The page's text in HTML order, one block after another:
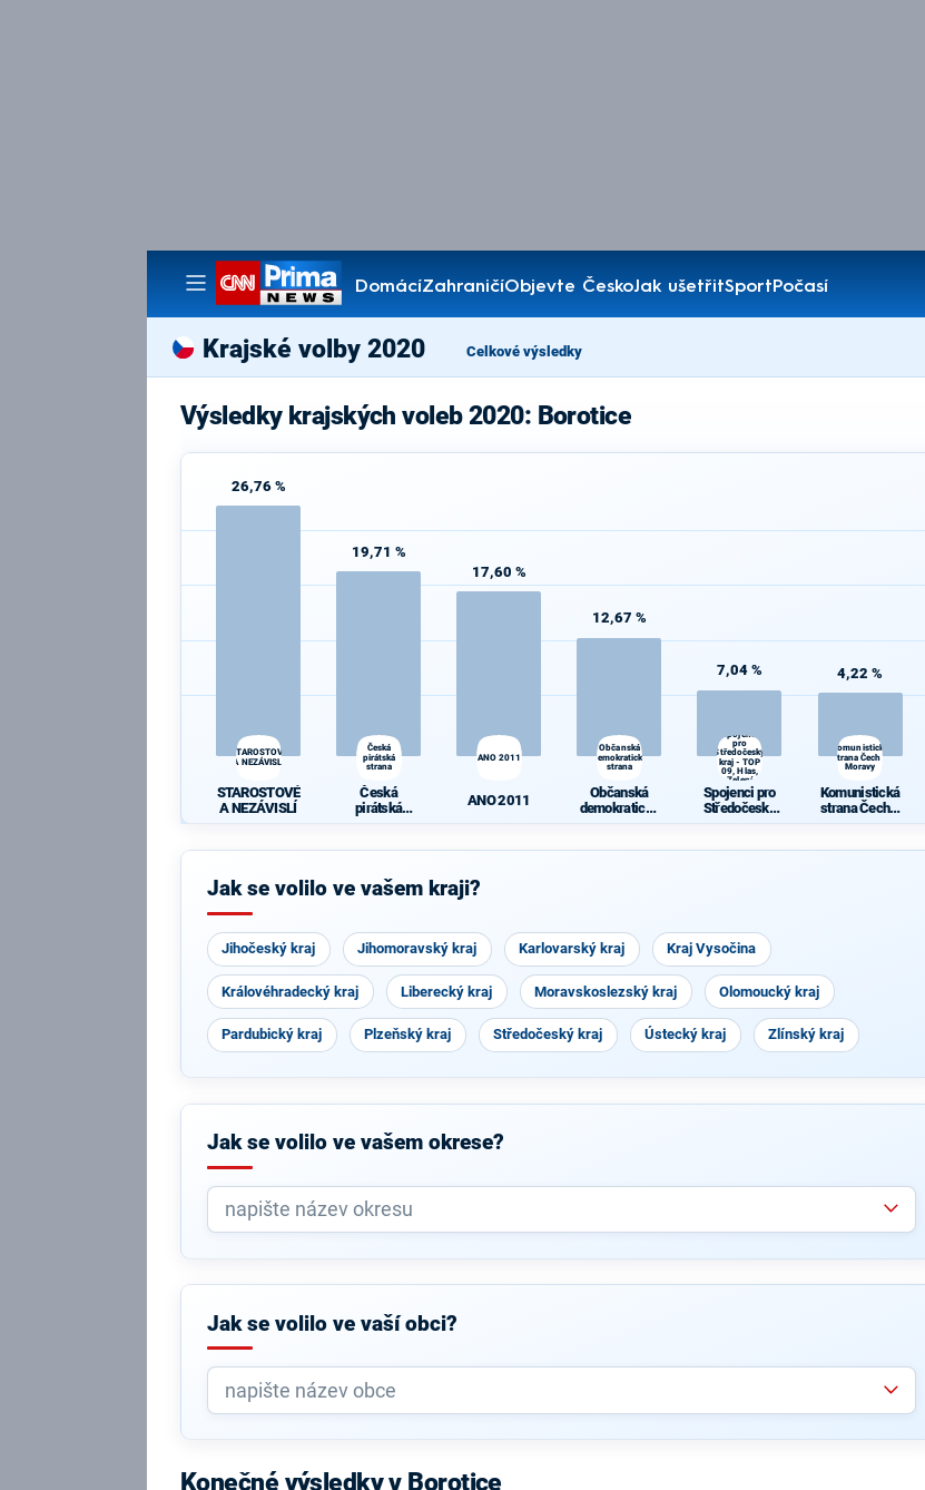
DomácíZahraničíObjevte ČeskoJak ušetřitSportPočasí
Pořady
Krajské volby 2020 Celkové výsledky
Výsledky krajských voleb 2020: Borotice
26,76 %
STAROSTOVÉ
A NEZÁVISLÍ
STAROSTOVÉ
A NEZÁVISLÍ
19,71 %
Česká
pirátská
strana
Česká
pirátská
17,60 %
ANO 2011
ANO 2011
12,67 %
Občanská
demokratická
strana
Občanská
demokratická
7,04 %
Spojenci
pro
Středočeský
kraj - TOP
09, Hlas,
Zelení
Spojenci pro
Středočeský
4,22 %
Komunistická
strana Čech a
Moravy
Komunistická
strana Čech a
Moravy
Jak se volilo ve vašem kraji?
Jihočeský kraj Jihomoravský kraj Karlovarský kraj Kraj Vysočina
Královéhradecký kraj Liberecký kraj Moravskoslezský kraj Olomoucký kraj
Pardubický kraj Plzeňský kraj Středočeský kraj Ústecký kraj Zlínský kraj
Jak se volilo ve vašem okrese?
Jak se volilo ve vaší obci?
Konečné výsledky v Borotice